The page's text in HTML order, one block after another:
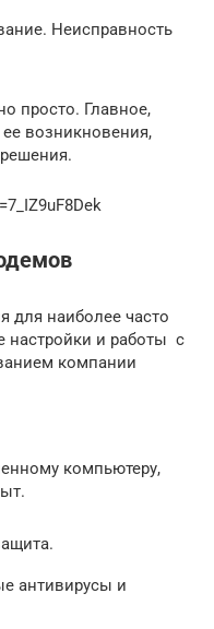
Неисправность
просто. Главное,
возникновения,
для наиболее часто
настройки и работы с
компании
компьютеру,
антивирусы и